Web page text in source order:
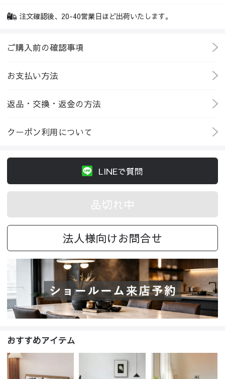
注文確認後、20-40営業日ほど出荷いたします。
ご購入前の確認事項
お支払い方法
返品・交換・返金の方法
クーポン利用について
LINEで質問
品切れ中
法人様向けお問合せ
おすすめアイテム